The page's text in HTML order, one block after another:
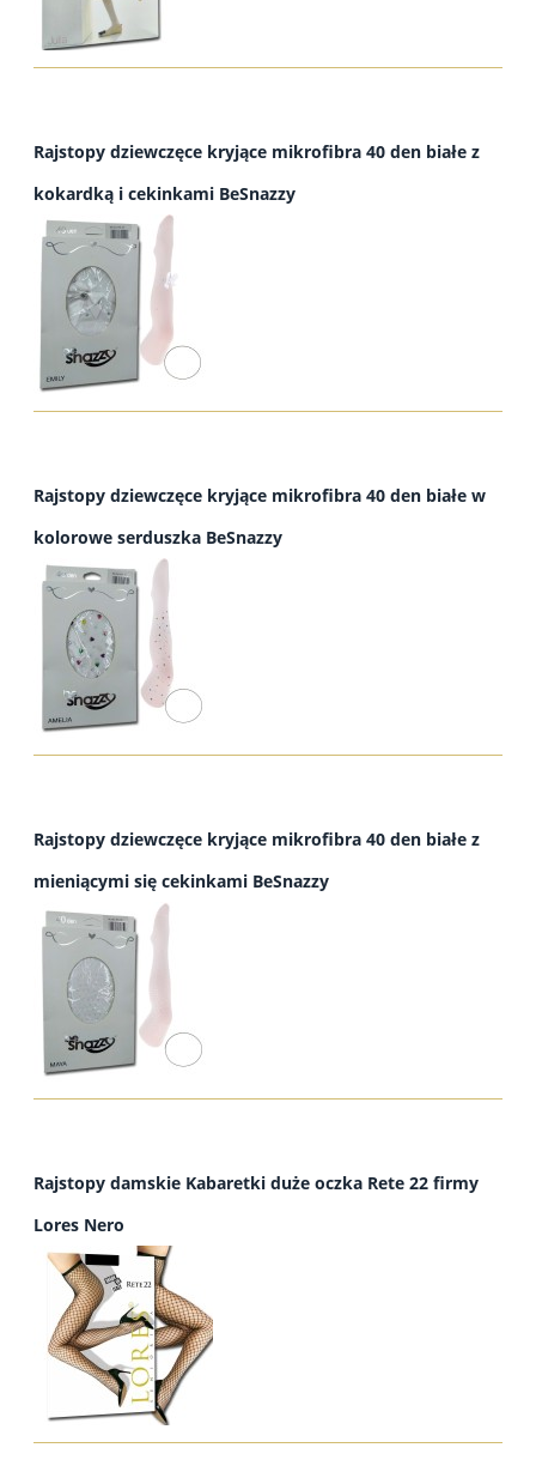
Rajstopy dziewczęce kryjące mikrofibra 40 den białe z
kokardką i cekinkami BeSnazzy
Rajstopy dziewczęce kryjące mikrofibra 40 den białe w
kolorowe serduszka BeSnazzy
Rajstopy dziewczęce kryjące mikrofibra 40 den białe z
mieniącymi się cekinkami BeSnazzy
Rajstopy damskie Kabaretki duże oczka Rete 22 firmy
Lores Nero